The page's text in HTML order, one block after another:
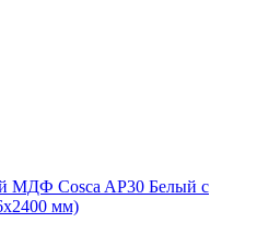
МДФ Cosca AP30 Белый с
мм)